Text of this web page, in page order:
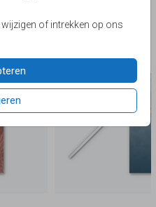
of intrekken op ons